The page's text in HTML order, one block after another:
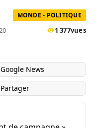
MONDE - POLITIQUE
1 377vues
Google News
Partager